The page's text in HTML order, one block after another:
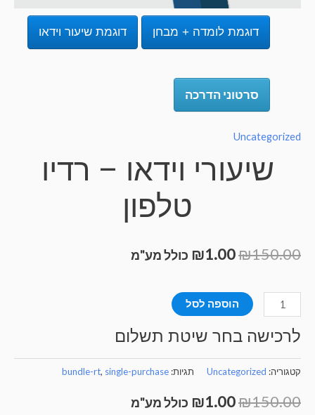
דוגמת לומדה + מבחן דוגמת שיעור וידאו
סרטוני הדרכה
שיעורי וידאו – רדיו
טלפון
₪
₪1.00 כולל מע"מ
הוספה לסל
בחר שיטת תשלום
Uncategorized תגיות: bundle-rt,single-purchase
₪
₪1.00 כולל מע"מ